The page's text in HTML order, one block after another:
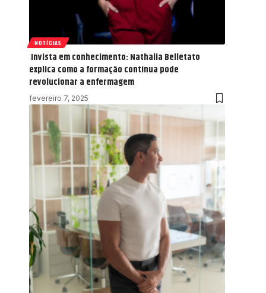
NOTÍCIAS
Invista em conhecimento: Nathalia Belletato
explica como a formação contínua pode
revolucionar a enfermagem
fevereiro 7, 2025